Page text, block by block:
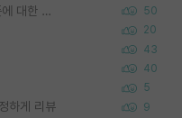
포스텍 억까에 대해 (동문의 학문적 아웃풋에 대한 반박) 50
20
43
40
5
하게 리뷰 9